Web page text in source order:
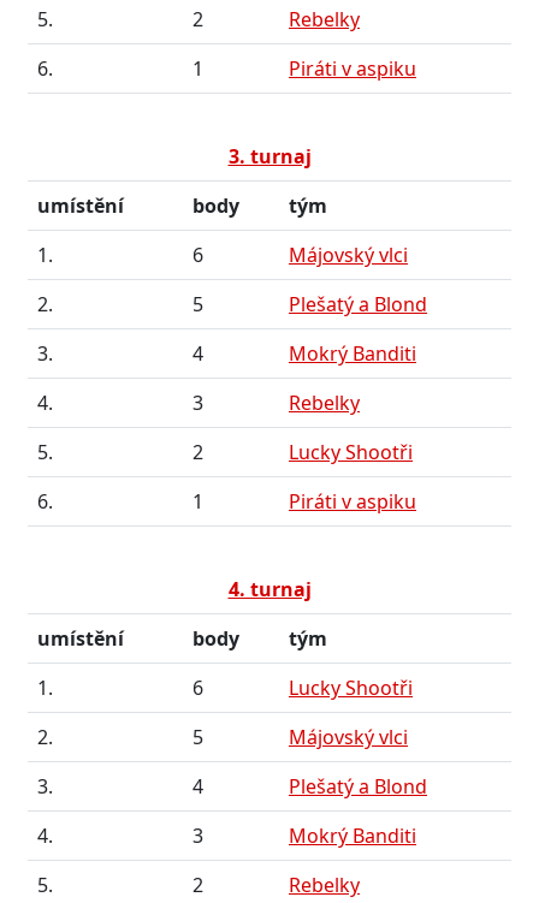
5.
2
Rebelky
6.
1 Piráti v aspiku
3. turnaj
umístění
body
tým
1.
6
Májovský vlci
2.
5
Plešatý a Blond
3.
4
Mokrý Banditi
4.
3
Rebelky
5.
2
Lucky Shootři
6.
1 Piráti v aspiku
4. turnaj
umístění
body
tým
1.
6
Lucky Shootři
2.
5
Májovský vlci
3.
4
Plešatý a Blond
4.
3
Mokrý Banditi
5.
2
Rebelky